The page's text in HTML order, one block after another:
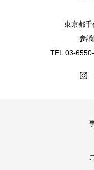
東京都
参
TEL 03-